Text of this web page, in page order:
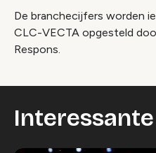
De branchecijfers worden
CLC-VECTA opgesteld
Respons.